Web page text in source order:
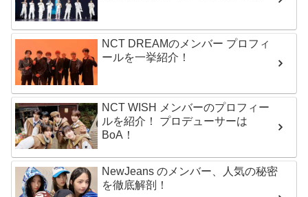
NCT DREAMのメンバー プロフィ
ールを一挙紹介！
NCT WISH メンバーのプロフィー
ルを紹介！ プロデューサーは
BoA！
NewJeans のメンバー、人気の秘密
を徹底解剖！